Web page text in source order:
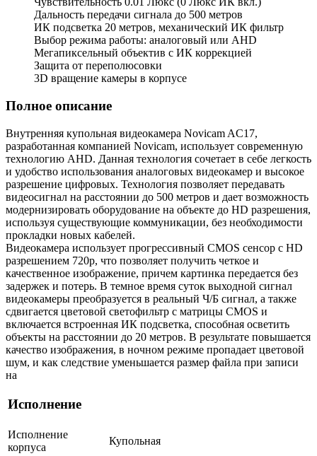
Дальность передачи сигнала до 500 метров
ИК подсветка 20 метров, механический ИК фильтр
Выбор режима работы: аналоговый или AHD
Мегапиксельный объектив с ИК коррекцией
Защита от переполюсовки
3D вращение камеры в корпусе
Полное описание
Внутренняя купольная видеокамера Novicam AC17,
разработанная компанией Novicam, использует современную
технологию AHD. Данная технология сочетает в себе легкость
и удобство использования аналоговых видеокамер и высокое
разрешение цифровых. Технология позволяет передавать
видеосигнал на расстоянии до 500 метров и дает возможность
модернизировать оборудование на объекте до HD разрешения,
используя существующие коммуникации, без необходимости
прокладки новых кабелей.
Видеокамера использует прогрессивный CMOS сенсор с HD
разрешением 720p, что позволяет получить четкое и
качественное изображение, причем картинка передается без
задержек и потерь. В темное время суток выходной сигнал
видеокамеры преобразуется в реальный Ч/Б сигнал, а также
сдвигается цветовой светофильтр с матрицы CMOS и
включается встроенная ИК подсветка, способная осветить
объекты на расстоянии до 20 метров. В результате повышается
качество изображения, в ночном режиме пропадает цветовой
шум, и как следствие уменьшается размер файла при записи
на
Исполнение
Исполнение
корпуса
Купольная